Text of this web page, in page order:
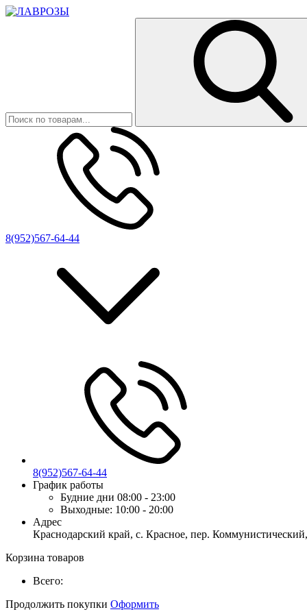
8(952)567-64-44
8(952)567-64-44
График работы
Будние дни 08:00 - 23:00
Выходные: 10:00 - 20:00
Адрес
Краснодарский край, с. Красное, пер.
Корзина товаров
Всего:
Продолжить покупки Оформить